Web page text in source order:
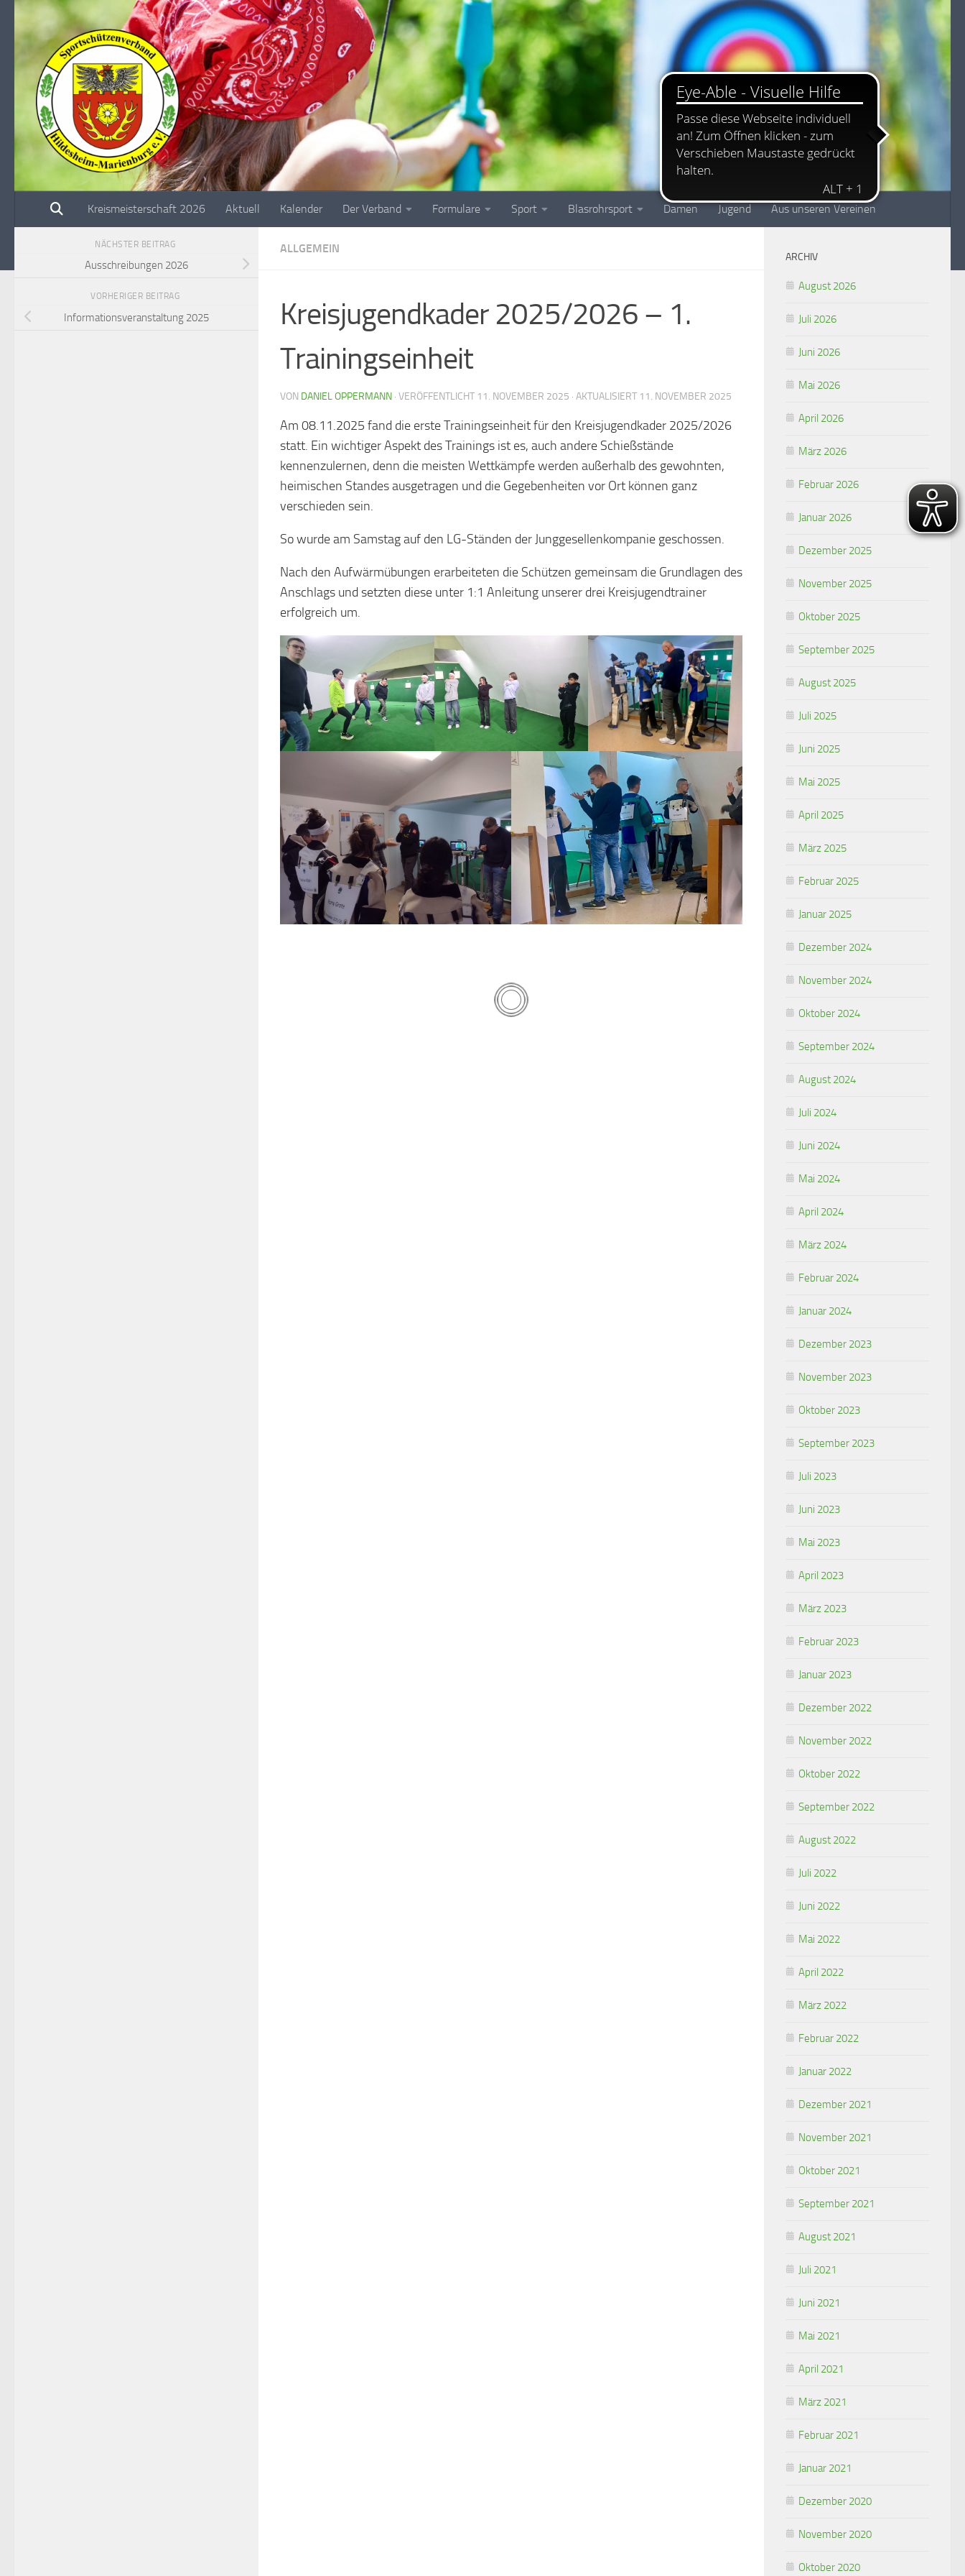
Unter dem Inhalt
Kreismeisterschaft 2026 Aktuell Kalender Der Verband Formulare Sport Blasrohrsport Damen Jugend Aus unseren Vereinen
ALLGEMEIN
Kreisjugendkader 2025/2026 – 1.
Trainingseinheit
VON DANIEL OPPERMANN · VERÖFFENTLICHT 11. NOVEMBER 2025 · AKTUALISIERT 11. NOVEMBER 2025
Am 08.11.2025 fand die erste Trainingseinheit für den Kreisjugendkader 2025/2026
statt. Ein wichtiger Aspekt des Trainings ist es, auch andere Schießstände
kennenzulernen, denn die meisten Wettkämpfe werden außerhalb des gewohnten,
heimischen Standes ausgetragen und die Gegebenheiten vor Ort können ganz
verschieden sein.
So wurde am Samstag auf den LG-Ständen der Junggesellenkompanie geschossen.
Nach den Aufwärmübungen erarbeiteten die Schützen gemeinsam die Grundlagen des
Anschlags und setzten diese unter 1:1 Anleitung unserer drei Kreisjugendtrainer
erfolgreich um.
NÄCHSTER BEITRAG
Ausschreibungen 2026
VORHERIGER BEITRAG
Informationsveranstaltung 2025
ARCHIV
August 2026
Juli 2026
Juni 2026
Mai 2026
April 2026
März 2026
Februar 2026
Januar 2026
Dezember 2025
November 2025
Oktober 2025
September 2025
August 2025
Juli 2025
Juni 2025
Mai 2025
April 2025
März 2025
Februar 2025
Januar 2025
Dezember 2024
November 2024
Oktober 2024
September 2024
August 2024
Juli 2024
Juni 2024
Mai 2024
April 2024
März 2024
Februar 2024
Januar 2024
Dezember 2023
November 2023
Oktober 2023
September 2023
Juli 2023
Juni 2023
Mai 2023
April 2023
März 2023
Februar 2023
Januar 2023
Dezember 2022
November 2022
Oktober 2022
September 2022
August 2022
Juli 2022
Juni 2022
Mai 2022
April 2022
März 2022
Februar 2022
Januar 2022
Dezember 2021
November 2021
Oktober 2021
September 2021
August 2021
Juli 2021
Juni 2021
Mai 2021
April 2021
März 2021
Februar 2021
Januar 2021
Dezember 2020
November 2020
Oktober 2020